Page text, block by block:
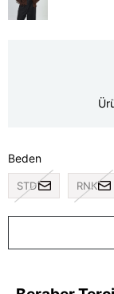
Beden
STD RNK